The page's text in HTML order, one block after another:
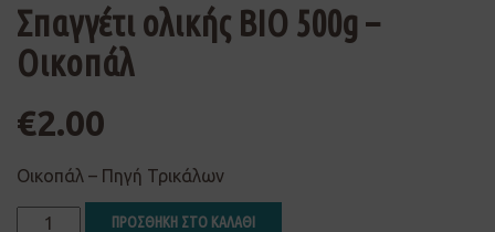
Σπαγγέτι ολικής ΒΙΟ 500g –
Οικοπάλ
€2.00
Οικοπάλ – Πηγή Τρικάλων
ΠΡΟΣΘΗΚΗ ΣΤΟ ΚΑΛΑΘΙ